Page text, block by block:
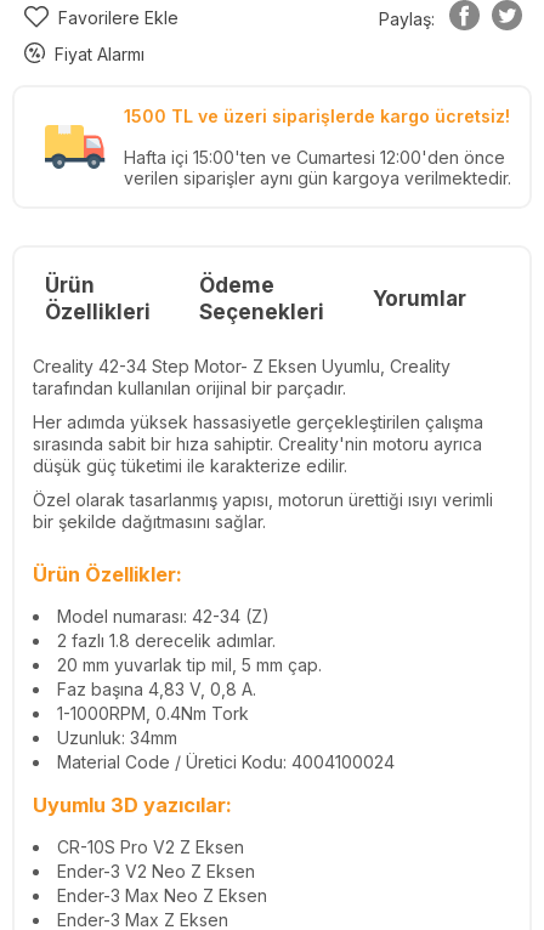
Favorilere Ekle
Fiyat Alarmı
Paylaş:
1500 TL ve üzeri siparişlerde kargo ücretsiz!
Hafta içi 15:00'ten ve Cumartesi 12:00'den önce
verilen siparişler aynı gün kargoya verilmektedir.
Ürün
Özellikleri
Ödeme
Seçenekleri
Yorumlar
Creality 42-34 Step Motor- Z Eksen Uyumlu, Creality
tarafından kullanılan orijinal bir parçadır.
Her adımda yüksek hassasiyetle gerçekleştirilen çalışma
sırasında sabit bir hıza sahiptir. Creality'nin motoru ayrıca
düşük güç tüketimi ile karakterize edilir.
Özel olarak tasarlanmış yapısı, motorun ürettiği ısıyı verimli
bir şekilde dağıtmasını sağlar.
Ürün Özellikler:
Model numarası: 42-34 (Z)
2 fazlı 1.8 derecelik adımlar.
20 mm yuvarlak tip mil, 5 mm çap.
Faz başına 4,83 V, 0,8 A.
1-1000RPM, 0.4Nm Tork
Uzunluk: 34mm
Material Code / Üretici Kodu: 4004100024
Uyumlu 3D yazıcılar:
CR-10S Pro V2 Z Eksen
Ender-3 V2 Neo Z Eksen
Ender-3 Max Neo Z Eksen
Ender-3 Max Z Eksen